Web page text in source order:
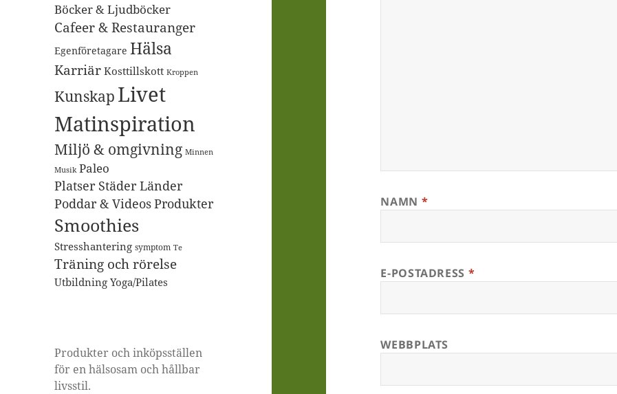
Böcker & Ljudböcker
Cafeer & Restauranger
Egenföretagare Hälsa
Karriär Kosttillskott Kroppen
Kunskap Livet
Matinspiration
Miljö & omgivning Minnen
Musik Paleo
Platser Städer Länder
Poddar & VideosProdukter
Smoothies
Stresshantering symptom Te
Träning och rörelse
UtbildningYoga/Pilates
Produkter och inköpsställen
för en hälsosam och hållbar
livsstil.
NAMN *
E-POSTADRESS *
WEBBPLATS